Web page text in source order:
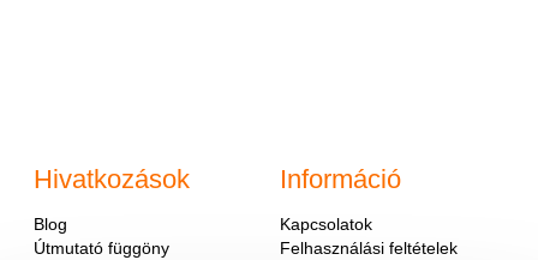
Hivatkozások
Blog
Útmutató függöny
Információ
Kapcsolatok
Felhasználási feltételek